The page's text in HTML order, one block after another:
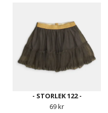
- STORLEK 122 -
69 kr